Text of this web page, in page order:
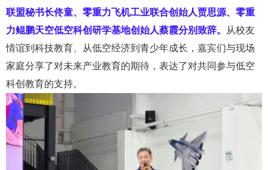
联盟秘书长佟童、零重力飞机工业联合创始人贾思源、零重
力鲲鹏天空低空科创研学基地创始人蔡霞分别致辞。
从校友
情谊到科技教育
从低空经济到青少年成长 ， 嘉宾们与现场
家庭分享了对未来产业教育的期待，表达了对共同参与低空
科创教育的支持。